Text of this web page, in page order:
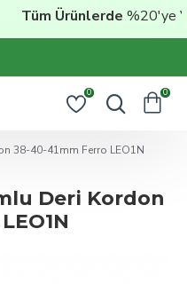
Tüm Ürünlerde%20'ye
0 0
38-40-41mm Ferro LEO1N
Deri Kordon